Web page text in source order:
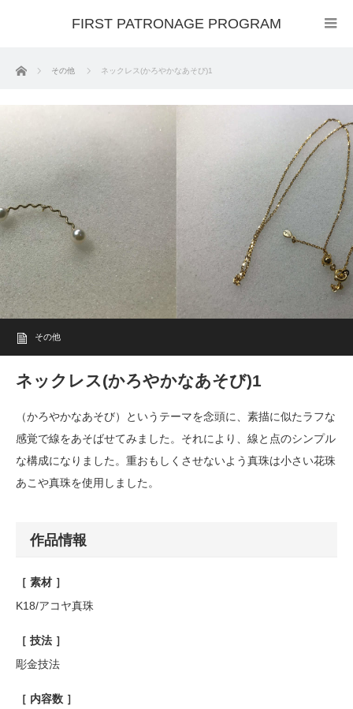
FIRST PATRONAGE PROGRAM
ホーム その他 ネックレス(かろやかなあそび)1
その他
ネックレス(かろやかなあそび)1
（かろやかなあそび）というテーマを念頭に、素描に似たラフな
感覚で線をあそばせてみました。それにより、線と点のシンプル
な構成になりました。重おもしくさせないよう真珠は小さい花珠
あこや真珠を使用しました。
作品情報
［ 素材 ］
K18/アコヤ真珠
［ 技法 ］
彫金技法
［ 内容数 ］